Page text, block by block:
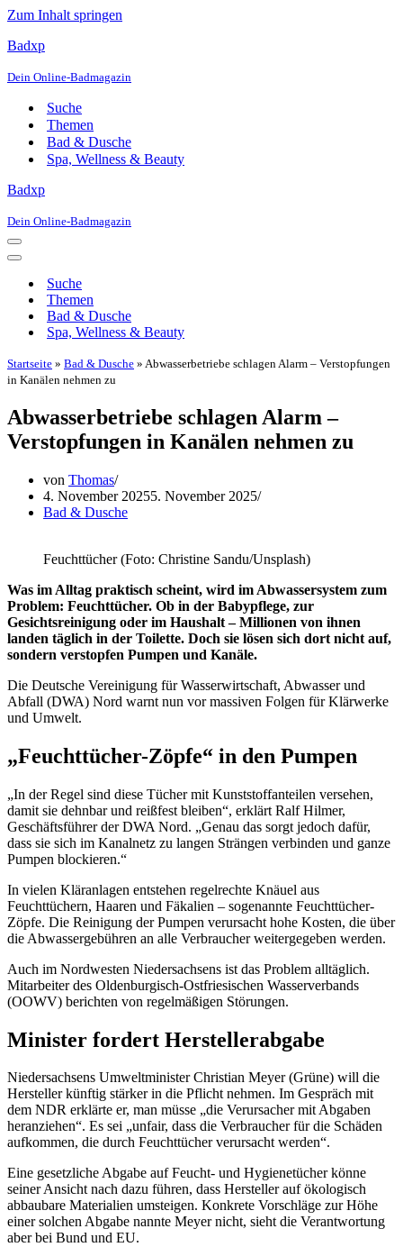
Zum Inhalt springen
Badxp
Dein Online-Badmagazin
Suche
Themen
Bad & Dusche
Spa, Wellness & Beauty
Badxp
Dein Online-Badmagazin
Navigationsmenü
Navigationsmenü
Suche
Themen
Bad & Dusche
Spa, Wellness & Beauty
Startseite » Bad & Dusche » Abwasserbetriebe schlagen Alarm – Verstopfungen
in Kanälen nehmen zu
Abwasserbetriebe schlagen Alarm –
Verstopfungen in Kanälen nehmen zu
von Thomas
4. November 20255. November 2025
Bad & Dusche
Feuchttücher (Foto: Christine Sandu/Unsplash)
Was im Alltag praktisch scheint, wird im Abwassersystem zum
Problem: Feuchttücher. Ob in der Babypflege, zur
Gesichtsreinigung oder im Haushalt – Millionen von ihnen
landen täglich in der Toilette. Doch sie lösen sich dort nicht auf,
sondern verstopfen Pumpen und Kanäle.
Die Deutsche Vereinigung für Wasserwirtschaft, Abwasser und
Abfall (DWA) Nord warnt nun vor massiven Folgen für Klärwerke
und Umwelt.
„Feuchttücher-Zöpfe“ in den Pumpen
„In der Regel sind diese Tücher mit Kunststoffanteilen versehen,
damit sie dehnbar und reißfest bleiben“, erklärt Ralf Hilmer,
Geschäftsführer der DWA Nord. „Genau das sorgt jedoch dafür,
dass sie sich im Kanalnetz zu langen Strängen verbinden und ganze
Pumpen blockieren.“
In vielen Kläranlagen entstehen regelrechte Knäuel aus
Feuchttüchern, Haaren und Fäkalien – sogenannte Feuchttücher-
Zöpfe. Die Reinigung der Pumpen verursacht hohe Kosten, die über
die Abwassergebühren an alle Verbraucher weitergegeben werden.
Auch im Nordwesten Niedersachsens ist das Problem alltäglich.
Mitarbeiter des Oldenburgisch-Ostfriesischen Wasserverbands
(OOWV) berichten von regelmäßigen Störungen.
Minister fordert Herstellerabgabe
Niedersachsens Umweltminister Christian Meyer (Grüne) will die
Hersteller künftig stärker in die Pflicht nehmen. Im Gespräch mit
dem NDR erklärte er, man müsse „die Verursacher mit Abgaben
heranziehen“. Es sei „unfair, dass die Verbraucher für die Schäden
aufkommen, die durch Feuchttücher verursacht werden“.
Eine gesetzliche Abgabe auf Feucht- und Hygienetücher könne
seiner Ansicht nach dazu führen, dass Hersteller auf ökologisch
abbaubare Materialien umsteigen. Konkrete Vorschläge zur Höhe
einer solchen Abgabe nannte Meyer nicht, sieht die Verantwortung
aber bei Bund und EU.